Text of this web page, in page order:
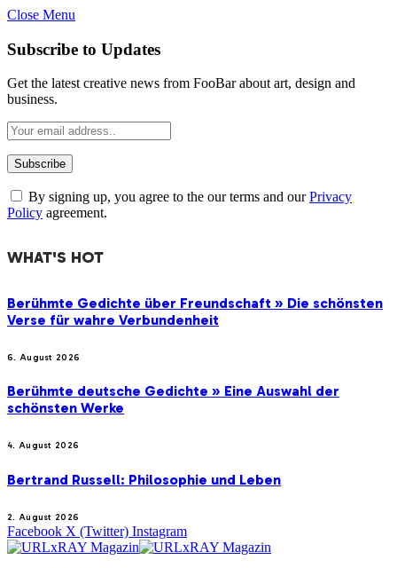
Close Menu
Subscribe to Updates
Get the latest creative news from FooBar about art, design and
business.
By signing up, you agree to the our terms and ourPrivacy
Policy agreement.
WHAT'S HOT
Berühmte Gedichte über Freundschaft » Die schönsten
Verse für wahre Verbundenheit
6. August 2026
Berühmte deutsche Gedichte » Eine Auswahl der
schönsten Werke
4. August 2026
Bertrand Russell: Philosophie und Leben
2. August 2026
Facebook X (Twitter) Instagram